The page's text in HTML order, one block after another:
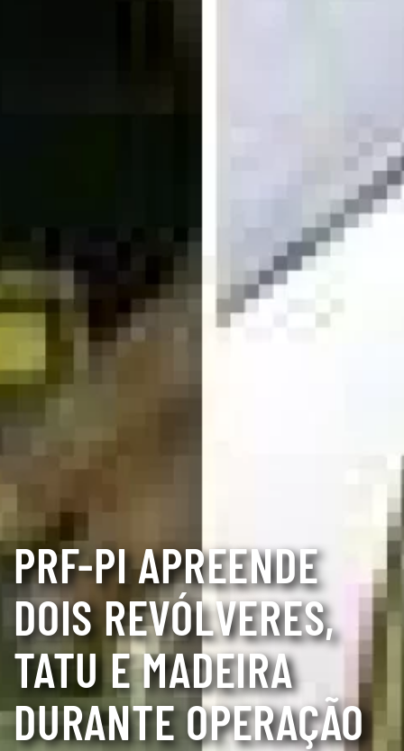
PRF-PI APREENDE
DOIS REVÓLVERES,
TATU E MADEIRA
DURANTE OPERAÇÃO